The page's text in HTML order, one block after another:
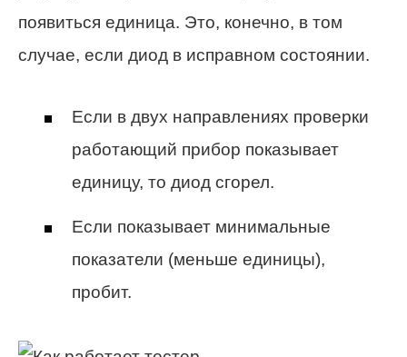
появиться единица. Это, конечно, в том
случае, если диод в исправном состоянии.
Если в двух направлениях проверки
работающий прибор показывает
единицу, то диод сгорел.
Если показывает минимальные
показатели (меньше единицы),
пробит.